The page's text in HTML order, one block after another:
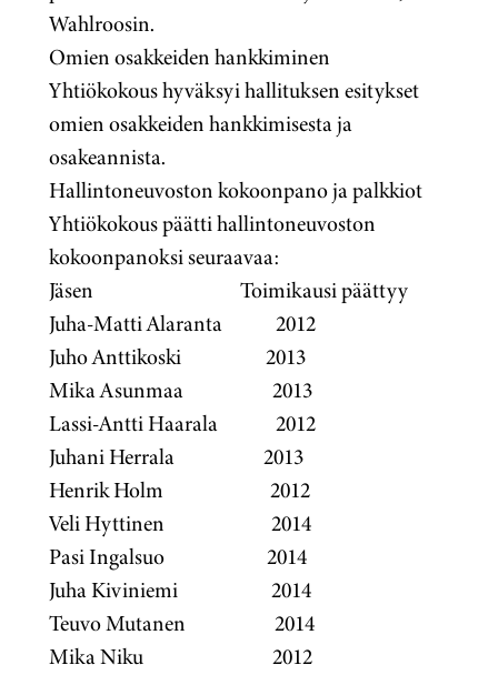
Wahlroosin.
Omien osakkeiden hankkiminen
Yhtiökokous hyväksyi hallituksen esitykset
omien osakkeiden hankkimisesta ja
osakeannista.
Hallintoneuvoston kokoonpano ja palkkiot
Yhtiökokous päätti hallintoneuvoston
kokoonpanoksi seuraavaa:
Jäsen Toimikausi päättyy
Juha-Matti Alaranta 2012
Juho Anttikoski 2013
Mika Asunmaa 2013
Lassi-Antti Haarala 2012
Juhani Herrala 2013
Henrik Holm 2012
Veli Hyttinen 2014
Pasi Ingalsuo 2014
Juha Kiviniemi 2014
Teuvo Mutanen 2014
Mika Niku 2012